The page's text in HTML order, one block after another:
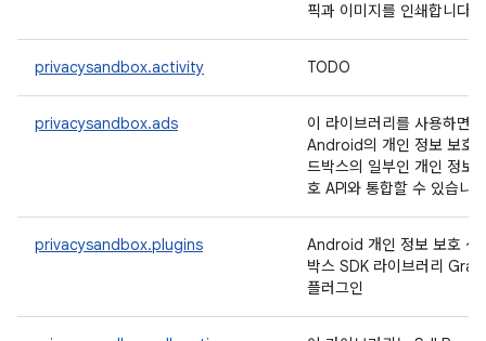
픽과 이미지를 인쇄합니다.
privacysandbox.activity TODO
privacysandbox.ads
이 라이브러리를 사용하면
Android의 개인 정보 보호
드박스의 일부인 개인 정보
호 API와 통합할 수 있습니
privacysandbox.plugins
Android 개인 정보 보호 샌
박스 SDK 라이브러리
플러그인